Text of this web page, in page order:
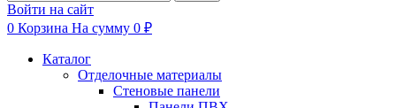
Войти на сайт
0 Корзина На сумму 0 ₽
Каталог
Отделочные материалы
Стеновые панели